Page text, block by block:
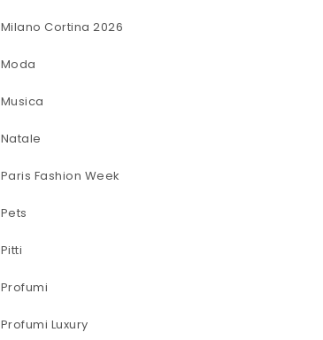
Milano Cortina 2026
Moda
Musica
Natale
Paris Fashion Week
Pets
Pitti
Profumi
Profumi Luxury